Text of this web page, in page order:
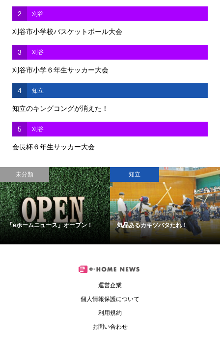
2 刈谷
刈谷市小学校バスケットボール大会
3 刈谷
刈谷市小学６年生サッカー大会
4 知立
知立のキングコングが消えた！
5 刈谷
会長杯６年生サッカー大会
未分類
「eホームニュース」オープン！
知立
気品あるカキツバタたれ！
運営企業
個人情報保護について
利用規約
お問い合わせ